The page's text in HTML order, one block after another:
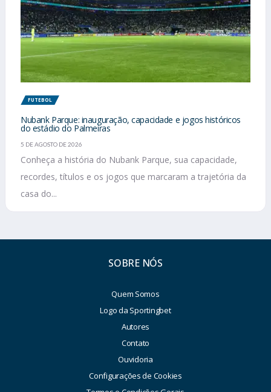
FUTEBOL
Nubank Parque: inauguração, capacidade e jogos históricos
do estádio do Palmeiras
5 DE AGOSTO DE 2026
Conheça a história do Nubank Parque, sua capacidade,
recordes, títulos e os jogos que marcaram a trajetória da
casa do...
SOBRE NÓS
Quem Somos
Logo da Sportingbet
Autores
Contato
Ouvidoria
Configurações de Cookies